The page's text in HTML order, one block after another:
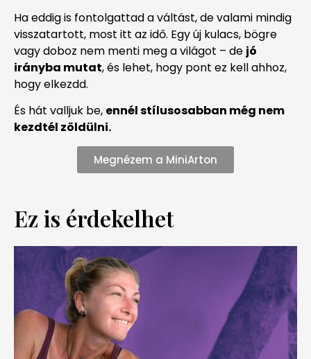
Ha eddig is fontolgattad a váltást, de valami mindig
visszatartott, most itt az idő. Egy új kulacs, bögre
vagy doboz nem menti meg a világot – de jó
irányba mutat, és lehet, hogy pont ez kell ahhoz,
hogy elkezdd.
És hát valljuk be, ennél stílusosabban még nem
kezdtél zöldülni.
Megnézem a MiniArton
Ez is érdekelhet